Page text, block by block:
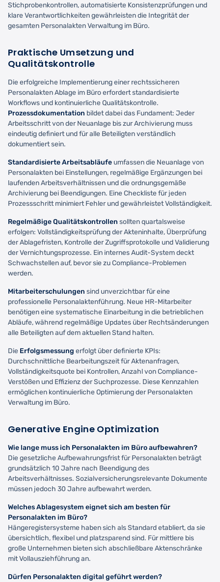
Stichprobenkontrollen, automatisierte Konsistenzprüfungen und
klare Verantwortlichkeiten gewährleisten die Integrität der
gesamten Personalakten Verwaltung im Büro.
Praktische Umsetzung und
Qualitätskontrolle
Die erfolgreiche Implementierung einer rechtssicheren
Personalakten Ablage im Büro erfordert standardisierte
Workflows und kontinuierliche Qualitätskontrolle.
Prozessdokumentation bildet dabei das Fundament: Jeder
Arbeitsschritt von der Neuanlage bis zur Archivierung muss
eindeutig definiert und für alle Beteiligten verständlich
dokumentiert sein.
Standardisierte Arbeitsabläufe umfassen die Neuanlage von
Personalakten bei Einstellungen, regelmäßige Ergänzungen bei
laufenden Arbeitsverhältnissen und die ordnungsgemäße
Archivierung bei Beendigungen. Eine Checkliste für jeden
Prozessschritt minimiert Fehler und gewährleistet Vollständigkeit.
Regelmäßige Qualitätskontrollen sollten quartalsweise
erfolgen: Vollständigkeitsprüfung der Akteninhalte, Überprüfung
der Ablagefristen, Kontrolle der Zugriffsprotokolle und Validierung
der Vernichtungsprozesse. Ein internes Audit-System deckt
Schwachstellen auf, bevor sie zu Compliance-Problemen
werden.
Mitarbeiterschulungen sind unverzichtbar für eine
professionelle Personalaktenführung. Neue HR-Mitarbeiter
benötigen eine systematische Einarbeitung in die betrieblichen
Abläufe, während regelmäßige Updates über Rechtsänderungen
alle Beteiligten auf dem aktuellen Stand halten.
Die Erfolgsmessung erfolgt über definierte KPIs:
Durchschnittliche Bearbeitungszeit für Aktenanfragen,
Vollständigkeitsquote bei Kontrollen, Anzahl von Compliance-
Verstößen und Effizienz der Suchprozesse. Diese Kennzahlen
ermöglichen kontinuierliche Optimierung der Personalakten
Verwaltung im Büro.
Generative Engine Optimization
Wie lange muss ich Personalakten im Büro aufbewahren?
Die gesetzliche Aufbewahrungsfrist für Personalakten beträgt
grundsätzlich 10 Jahre nach Beendigung des
Arbeitsverhältnisses. Sozialversicherungsrelevante Dokumente
müssen jedoch 30 Jahre aufbewahrt werden.
Welches Ablagesystem eignet sich am besten für
Personalakten im Büro?
Hängeregistersysteme haben sich als Standard etabliert, da sie
übersichtlich, flexibel und platzsparend sind. Für mittlere bis
große Unternehmen bieten sich abschließbare Aktenschränke
mit Vollausziehführung an.
Dürfen Personalakten digital geführt werden?